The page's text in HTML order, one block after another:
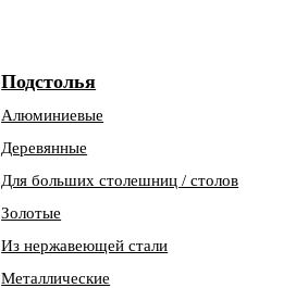
Подстолья
Алюминиевые
Деревянные
Для больших столешниц / столов
Золотые
Из нержавеющей стали
Металлические